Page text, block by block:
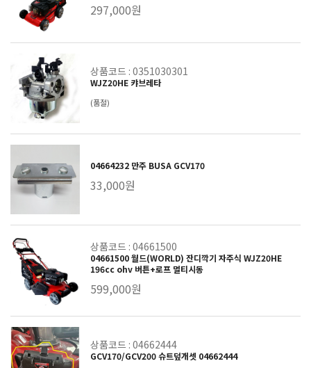
297,000원
상품코드 : 0351030301
WJZ20HE 캬브레타
(품절)
04664232 만주 BUSA GCV170
33,000원
상품코드 : 04661500
04661500 월드(WORLD) 잔디깍기 자주식 WJZ20HE
196cc ohv 버튼+로프 멀티시동
599,000원
상품코드 : 04662444
GCV170/GCV200 슈트덮개셋 04662444